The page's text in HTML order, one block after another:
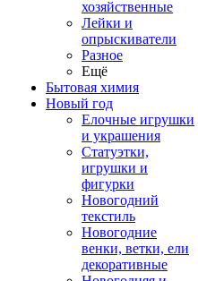
хозяйственные
Лейки и
опрыскиватели
Разное
Ещё
Бытовая химия
Новый год
Елочные игрушки
и украшения
Статуэтки,
игрушки и
фигурки
Новогодний
текстиль
Новогодние
венки, ветки, ели
декоративные